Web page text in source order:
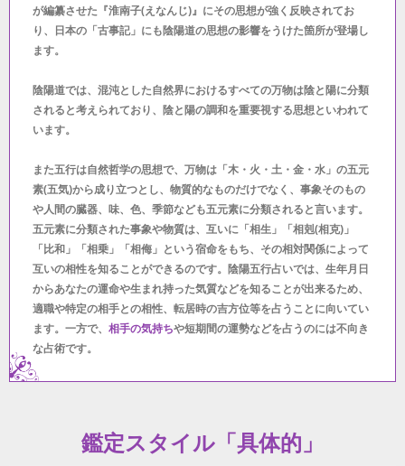
が編纂させた『淮南子(えなんじ)』にその思想が強く反映されてお
り、日本の「古事記」にも陰陽道の思想の影響をうけた箇所が登場し
ます。
陰陽道では、混沌とした自然界におけるすべての万物は陰と陽に分類
されると考えられており、陰と陽の調和を重要視する思想といわれて
います。
また五行は自然哲学の思想で、万物は「木・火・土・金・水」の五元
素(五気)から成り立つとし、物質的なものだけでなく、事象そのもの
や人間の臓器、味、色、季節なども五元素に分類されると言います。
五元素に分類された事象や物質は、互いに「相生」「相剋(相克)」
「比和」「相乗」「相侮」という宿命をもち、その相対関係によって
互いの相性を知ることができるのです。陰陽五行占いでは、生年月日
からあなたの運命や生まれ持った気質などを知ることが出来るため、
適職や特定の相手との相性、転居時の吉方位等を占うことに向いてい
ます。一方で、 相手の気持ちや短期間の運勢などを占うのには不向き
な占術です。
鑑定スタイル「具体的」